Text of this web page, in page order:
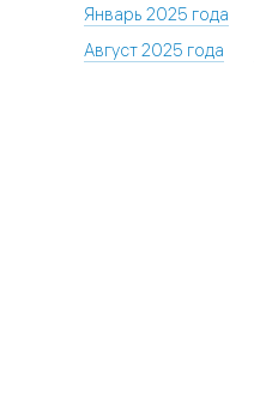
Январь 2025 года
Август 2025 года